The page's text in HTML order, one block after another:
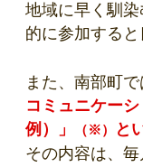
地域に早く馴
的に参加すると
また、南部町で
コミュニケー
例）」
（※）
と
その内容は、